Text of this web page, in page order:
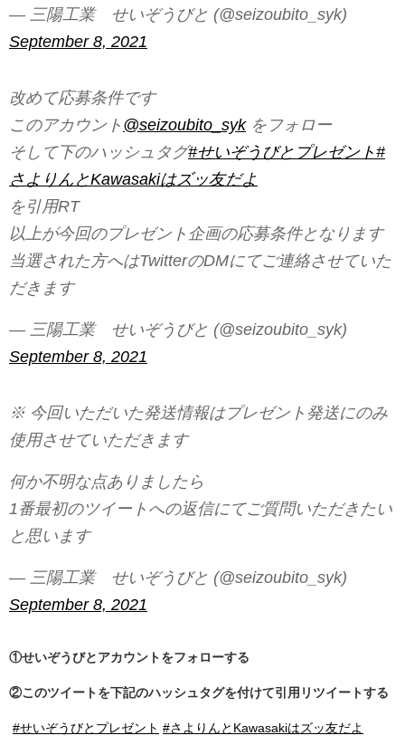
— 三陽工業 せいぞうびと (@seizoubito_syk)
September 8, 2021
改めて応募条件です
このアカウント @seizoubito_sykをフォロー
そして下のハッシュタグ#せいぞうびとプレゼント#
さよりんとKawasakiはズッ友だよ
を引用RT
以上が今回のプレゼント企画の応募条件となります
当選された方へはTwitterのDMにてご連絡させていた
だきます
— 三陽工業 せいぞうびと (@seizoubito_syk)
September 8, 2021
※ 今回いただいた発送情報はプレゼント発送にのみ
使用させていただきます
何か不明な点ありましたら
1番最初のツイートへの返信にてご質問いただきたい
と思います
— 三陽工業 せいぞうびと (@seizoubito_syk)
September 8, 2021
①せいぞうびとアカウントをフォローする
②このツイートを下記のハッシュタグを付けて引用リツイートする
#せいぞうびとプレゼント #さよりんとKawasakiはズッ友だよ